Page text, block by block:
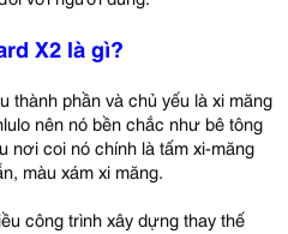
X2 là gì?
thành phần và chủ yếu là xi măng
nên nó bền chắc như bê tông
nơi coi nó chính là tấm xi-măng
màu xám xi măng.
công trình xây dựng thay thế